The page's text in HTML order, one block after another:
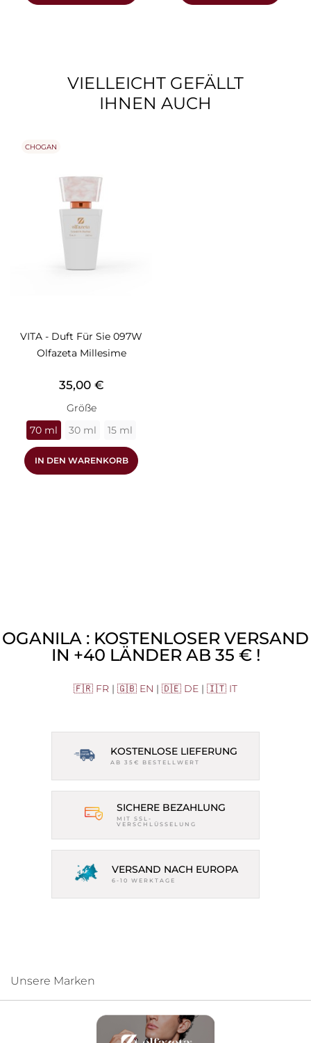
VIELLEICHT GEFÄLLT
IHNEN AUCH
VITA - Duft Für Sie 097W
Olfazeta Millesime
Preis
35,00 €
Größe
70 ml
30 ml 15 ml
IN DEN WARENKORB
CHOGAN
OGANILA : KOSTENLOSER VERSAND
IN +40 LÄNDER AB 35 € !
🇫🇷 FR | 🇬🇧 EN | 🇩🇪 DE | 🇮🇹 IT
KOSTENLOSE LIEFERUNG
AB 35€ BESTELLWERT
SICHERE BEZAHLUNG
MIT SSL-
VERSCHLÜSSELUNG
VERSAND NACH EUROPA
6-10 WERKTAGE
Unsere Marken